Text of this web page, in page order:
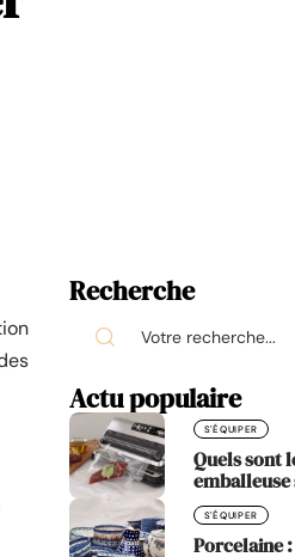
Recherche
Actu populaire
S'ÉQUIPER
Quels sont
emballeuse
S'ÉQUIPER
Porcelaine